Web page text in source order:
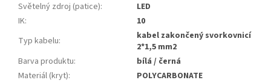
Světelný zdroj (patice):
LED
IK:
10
Typ kabelu:
kabel zakončený svorkovnicí
2*1,5 mm2
Barva produktu:
bílá / černá
Materiál (kryt):
POLYCARBONATE